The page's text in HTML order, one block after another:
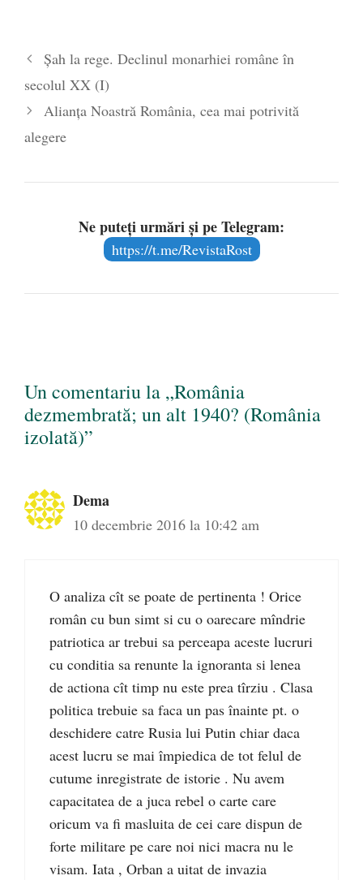
Şah la rege. Declinul monarhiei române în
secolul XX (I)
Alianța Noastră România, cea mai potrivită
alegere
Ne puteți urmări și pe Telegram:
https://t.me/RevistaRost
Un comentariu la „România
dezmembrată; un alt 1940? (România
izolată)”
Dema
10 decembrie 2016 la 10:42 am
O analiza cît se poate de pertinenta ! Orice
român cu bun simt si cu o oarecare mîndrie
patriotica ar trebui sa perceapa aceste lucruri
cu conditia sa renunte la ignoranta si lenea
de actiona cît timp nu este prea tîrziu . Clasa
politica trebuie sa faca un pas înainte pt. o
deschidere catre Rusia lui Putin chiar daca
acest lucru se mai împiedica de tot felul de
cutume inregistrate de istorie . Nu avem
capacitatea de a juca rebel o carte care
oricum va fi masluita de cei care dispun de
forte militare pe care noi nici macra nu le
visam. Iata , Orban a uitat de invazia